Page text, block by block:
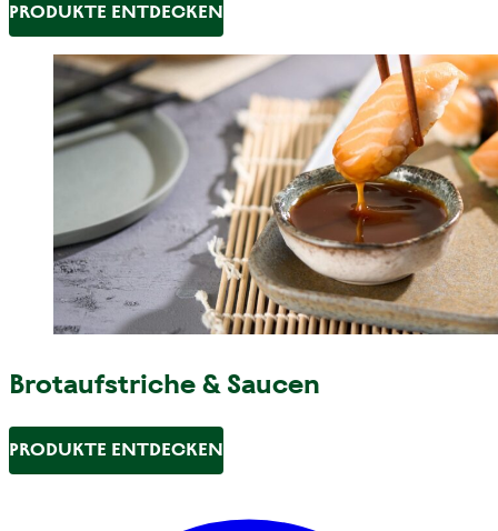
PRODUKTE ENTDECKEN
Brotaufstriche & Saucen
PRODUKTE ENTDECKEN